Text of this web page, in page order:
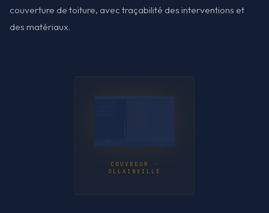
couverture de toiture, avec traçabilité des interventions et
des matériaux.
COUVREUR ·
OLLAINVILLE